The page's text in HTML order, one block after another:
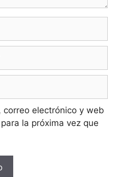
correo electrónico y web
la próxima vez que